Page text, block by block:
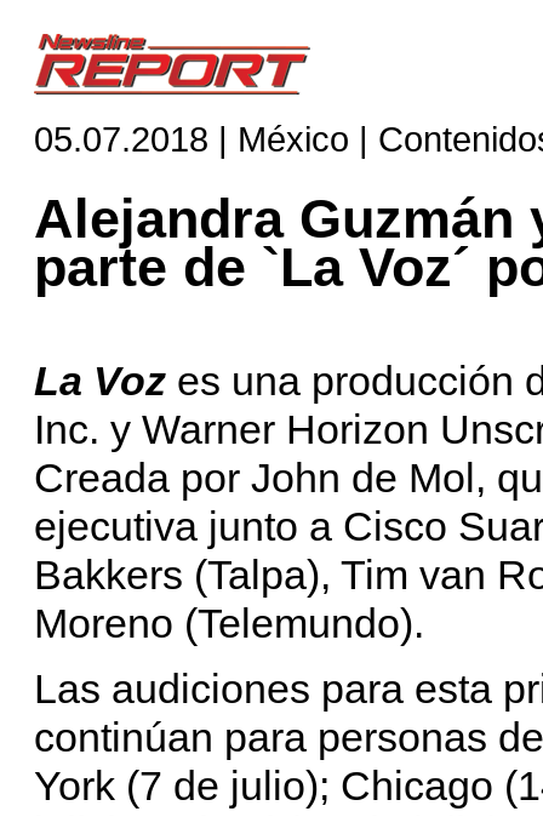
05.07.2018 | México |
Alejandra Guzmán
parte de `La Voz´
La Voz es una producción
Inc. y Warner Horizon
Creada por John de Mol,
ejecutiva junto a Cisco
Bakkers (Talpa), Tim van
Moreno (Telemundo).
Las audiciones para esta
continúan para personas
York (7 de julio); Chicago